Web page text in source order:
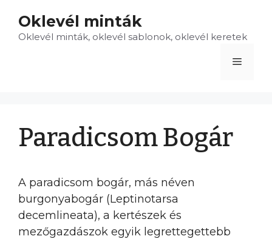
tartalomba
Oklevél minták
Oklevél minták, oklevél sablonok, oklevél keretek
Menü
Paradicsom Bogár
A paradicsom bogár, más néven
burgonyabogár (Leptinotarsa
decemlineata), a kertészek és
mezőgazdászok egyik legrettegettebb